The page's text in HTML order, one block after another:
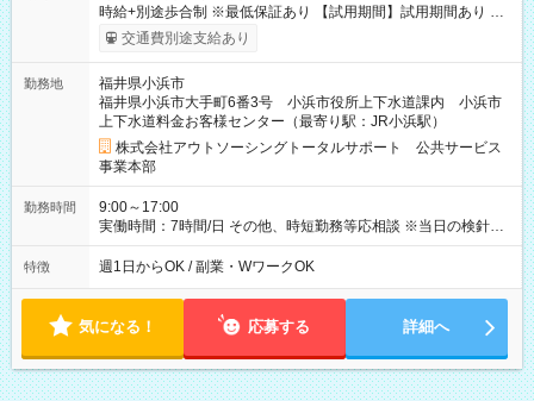
時給+別途歩合制 ※最低保証あり 【試用期間】試用期間あり 試
用期間の長さ：2ヶ月 雇用形態、給与は本採用時と同じです。
交通費別途支給あり
勤務地
福井県小浜市
福井県小浜市大手町6番3号 小浜市役所上下水道課内 小浜市
上下水道料金お客様センター（最寄り駅：JR小浜駅）
株式会社アウトソーシングトータルサポート 公共サービス
事業本部
勤務時間
9:00～17:00
実働時間：7時間/日 その他、時短勤務等応相談 ※当日の検針業
務終了次第帰宅可能
特徴 週1日からOK / 副業・WワークOK
気になる！ 応募する 詳細へ